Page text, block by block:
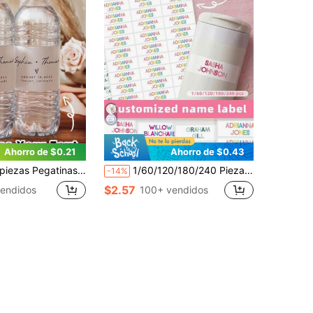
Ahorro de $0.21
para decorar botellas de agua, adecuadas para fiestas, días festivos, aniversarios, marcar bebidas, pequeños regalos y recuerdos de boda, regalo ideal para el novio, adecuadas para bodas, fiestas, cumpleaños, regalos de aniversario festivo
Ahorro de $0.43
-14% 1/60/120/180/240 Piezas Etiquetas Personalizables con Nombre, con Texto y Patrones de Animales, Pegatinas Resistentes al Agua y al Aceite, Múltiples Estilos. Adecuadas para Bolsas de Gimnasio, Almacenamiento, Equipo Deportivo, Organización del Hogar y la Oficina, Regreso a la Escuela
$2.57 100+ vendidos